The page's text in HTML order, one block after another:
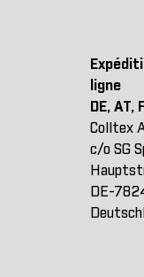
ligne
DE, AT,
Colltex
c/o SG
DE-